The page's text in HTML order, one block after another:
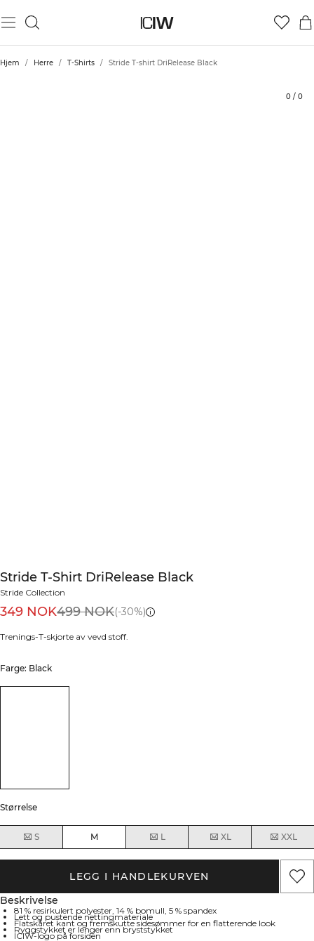
Hjem / Herre / T-Shirts / Stride T-shirt DriRelease Black
0 / 0
Stride T-Shirt DriRelease Black
Stride Collection
349 NOK499 NOK(-30%)
Trenings-T-skjorte av vevd stoff.
Farge: Black
Størrelse
S M L XL XXL
LEGG I HANDLEKURVEN
Beskrivelse
81 % resirkulert polyester, 14 % bomull, 5 % spandex
Lett og pustende nettingmateriale
Flatskåret kant og fremskutte sidesømmer for en flatterende look
Ryggstykket er lenger enn bryststykket
ICIW-logo på forsiden